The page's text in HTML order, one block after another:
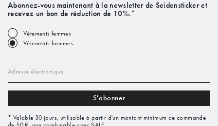
Abonnez-vous maintenant à la newsletter de Seidensticker et
recevez un bon de réduction de 10%.*
Vêtements femmes
Vêtements hommes
Adresse électronique
S'abonner
* Valable 30 jours, utilisable à partir d'un montant minimum de commande